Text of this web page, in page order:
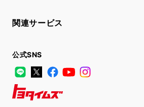
関連サービス
公式SNS
LINE
X FacebookYouTube